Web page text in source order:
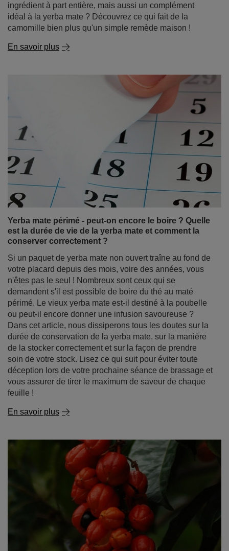
Les bienfaits surprenants de la camomille -
découvrez son pouvoir dans le thé et au-delà !
Si elle vous rappelle l'enfance, la chaleur du foyer et les
remèdes naturels contre le rhume, vous êtes sur la
bonne voie. La camomille est une plante connue et
appréciée depuis des siècles, utilisée aussi bien en
médecine naturelle que dans la cuisine. Vous êtes
presque certain de la trouver dans l'armoire à pharmacie
de votre grand-mère. Mais saviez-vous que de
nombreuses propriétés de la camomille pourraient vous
surprendre ? Et qu'elle peut être non seulement un
ingrédient à part entière, mais aussi un complément
camomille bien plus qu'un simple remède maison !
En savoir plus
Yerba mate périmé - peut-on encore le boire ? Quelle
conserver correctement ?
Si un paquet de yerba mate non ouvert traîne au fond de
votre placard depuis des mois, voire des années, vous
n'êtes pas le seul ! Nombreux sont ceux qui se
demandent s'il est possible de boire du thé au maté
périmé. Le vieux yerba mate est-il destiné à la poubelle
ou peut-il encore donner une infusion savoureuse ?
Dans cet article, nous dissiperons tous les doutes sur la
durée de conservation de la yerba mate, sur la manière
de la stocker correctement et sur la façon de prendre